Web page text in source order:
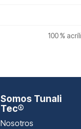
100 %
Somos Tunali
Tec®
Nosotros